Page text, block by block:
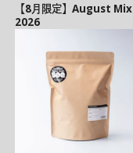
【8月限定】August Mix
2026